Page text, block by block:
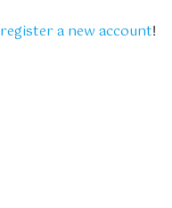
register a new account!